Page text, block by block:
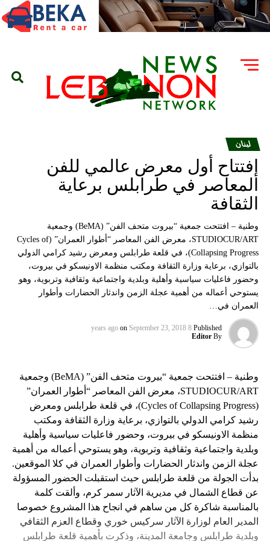
لبنان
إفتتاح أول معرض عالمي للفن
المعاصر في طرابلس برعاية
الثقافة
وطنية – افتتحت جمعية “بيروت متحف الفن” (BeMA) وجمعية
STUDIOCUR/ART، معرض الفن المعاصر “أطوار العمران” (Cycles of
Collapsing Progress)، في قلعة طرابلس ومعرض رشيد كرامي الدولي
بالتوازي، برعاية وزارة الثقافة ومكتب منظمة الاونيسكو في بيروت،
وحضور فاعليات سياسية وأهلية وبلدية واجتماعية وثقافية وتربوية، وهو
يستوحي أعماله من أهمية عجلة الزمن واندثار الحضارات وأطوار
العمران في…
Published
8 years ago
on September 23, 2018
By
Editor
وطنية – افتتحت جمعية “بيروت متحف الفن” (BeMA) وجمعية
STUDIOCUR/ART، معرض الفن المعاصر “أطوار العمران”
(Cycles of Collapsing Progress)، في قلعة طرابلس ومعرض
رشيد كرامي الدولي بالتوازي، برعاية وزارة الثقافة ومكتب
منظمة الاونيسكو في بيروت، وحضور فاعليات سياسية وأهلية
وبلدية واجتماعية وثقافية وتربوية، وهو يستوحي أعماله من أهمية
عجلة الزمن واندثار الحضارات وأطوار العمران في كلا الموقعين.
بدأت الجولة من قلعة طرابلس حيث استقبلت الحضور المسؤولة
عن قطاع الشمال في مديرية الآثار سمر كرم، وألقت كلمة
بالمناسبة شاكرة كل من ساهم في انجاح هذا المشروع خصوصا
المدير العام لوزارة الآثار سركيس خوري وقطاع العزم الثقافي
وبلدية طرابلس وجامعة المدينة، وذكرت بأهمية قلعة طرابلس